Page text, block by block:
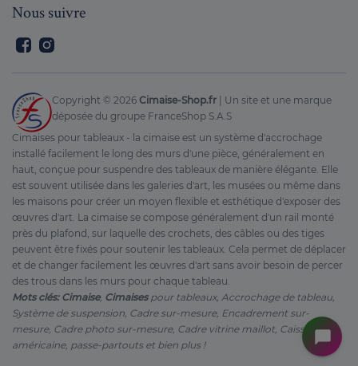
Nous suivre
Facebook
Copyright © 2026 Cimaise-Shop.fr | Un site et une marque
déposée du groupe FranceShop S.A.S
Cimaises pour tableaux - la cimaise est un système d'accrochage
installé facilement le long des murs d'une pièce, généralement en
haut, conçue pour suspendre des tableaux de manière élégante. Elle
est souvent utilisée dans les galeries d'art, les musées ou même dans
les maisons pour créer un moyen flexible et esthétique d'exposer des
œuvres d'art. La cimaise se compose généralement d'un rail monté
près du plafond, sur laquelle des crochets, des câbles ou des tiges
peuvent être fixés pour soutenir les tableaux. Cela permet de déplacer
et de changer facilement les œuvres d'art sans avoir besoin de percer
des trous dans les murs pour chaque tableau.
Mots clés: Cimaise, Cimaisespour tableaux, Accrochage de tableau,
Système de suspension, Cadre sur-mesure, Encadrement sur-
mesure, Cadre photo sur-mesure, Cadre vitrine maillot, Caisse
américaine, passe-partouts et bien plus !